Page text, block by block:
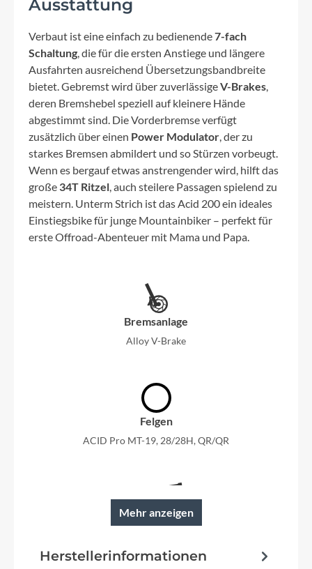
Ausstattung
Verbaut ist eine einfach zu bedienende7-fach
Schaltung, die für die ersten Anstiege und längere
Ausfahrten ausreichend Übersetzungsbandbreite
bietet. Gebremst wird über zuverlässigeV-Brakes,
deren Bremshebel speziell auf kleinere Hände
abgestimmt sind. Die Vorderbremse verfügt
zusätzlich über einen Power Modulator, der zu
starkes Bremsen abmildert und so Stürzen vorbeugt.
Wenn es bergauf etwas anstrengender wird, hilft das
große 34T Ritzel, auch steilere Passagen spielend zu
meistern. Unterm Strich ist das Acid 200 ein ideales
Einstiegsbike für junge Mountainbiker – perfekt für
erste Offroad-Abenteuer mit Mama und Papa.
Bremsanlage
Alloy V-Brake
Felgen
ACID Pro MT-19, 28/28H, QR/QR
Rahmen
Mehr anzeigen
Herstellerinformationen